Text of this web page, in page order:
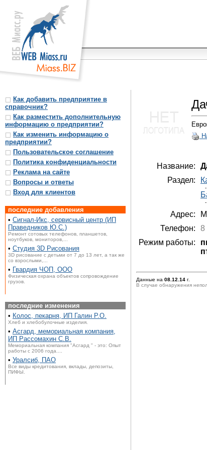
Как добавить предприятие в
справочник?
Как разместить дополнительную
информацию о предприятии?
Как изменить информацию о
предприятии?
Пользовательское соглашение
Политика конфиденциальности
Реклама на сайте
Вопросы и ответы
Вход для клиентов
последние добавления
• Сигнал-Икс, сервисный центр (ИП
Праведников Ю.С.)
Ремонт сотовых телефонов, планшетов,
ноутбуков, мониторов,...
• Студия 3D Рисования
3D рисование с детьми от 7 до 13 лет, а так же
со взрослыми,...
• Гвардия ЧОП, ООО
Физическая охрана объектов сопровождение
грузов.
последние изменения
• Колос, пекарня, ИП Галин Р.О.
Хлеб и хлебобулочные изделия.
• Асгард, мемориальная компания,
ИП Рассомахин С.В.
Мемориальная компания "Асгард " - это: Опыт
работы с 2006 года....
• Уралсиб, ПАО
Все виды кредитования, вклады, депозиты,
ПИФЫ.
Название:
Раздел:
-
-
Адрес:
Телефон:
8
Режим работы:
Данные на 08.12.14 г.
В случае обнаружения